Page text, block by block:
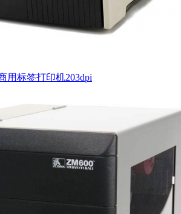
用标签打印机203dpi